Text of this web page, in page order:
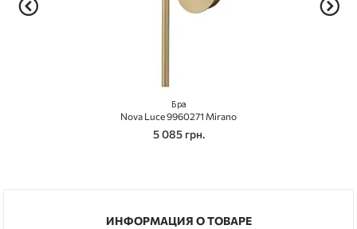
Бра
Nova Luce 9960271 Mirano
5 085 грн.
ИНФОРМАЦИЯ О ТОВАРЕ